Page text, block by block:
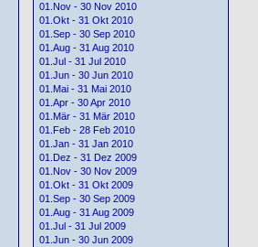
01.Nov - 30 Nov 2010
01.Okt - 31 Okt 2010
01.Sep - 30 Sep 2010
01.Aug - 31 Aug 2010
01.Jul - 31 Jul 2010
01.Jun - 30 Jun 2010
01.Mai - 31 Mai 2010
01.Apr - 30 Apr 2010
01.Mär - 31 Mär 2010
01.Feb - 28 Feb 2010
01.Jan - 31 Jan 2010
01.Dez - 31 Dez 2009
01.Nov - 30 Nov 2009
01.Okt - 31 Okt 2009
01.Sep - 30 Sep 2009
01.Aug - 31 Aug 2009
01.Jul - 31 Jul 2009
01.Jun - 30 Jun 2009